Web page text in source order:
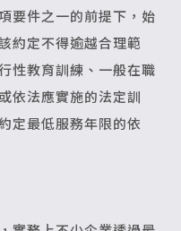
要件之一的前提下，始
約定不得逾越合理範
性教育訓練、一般在職
依法應實施的法定訓
定最低服務年限的依